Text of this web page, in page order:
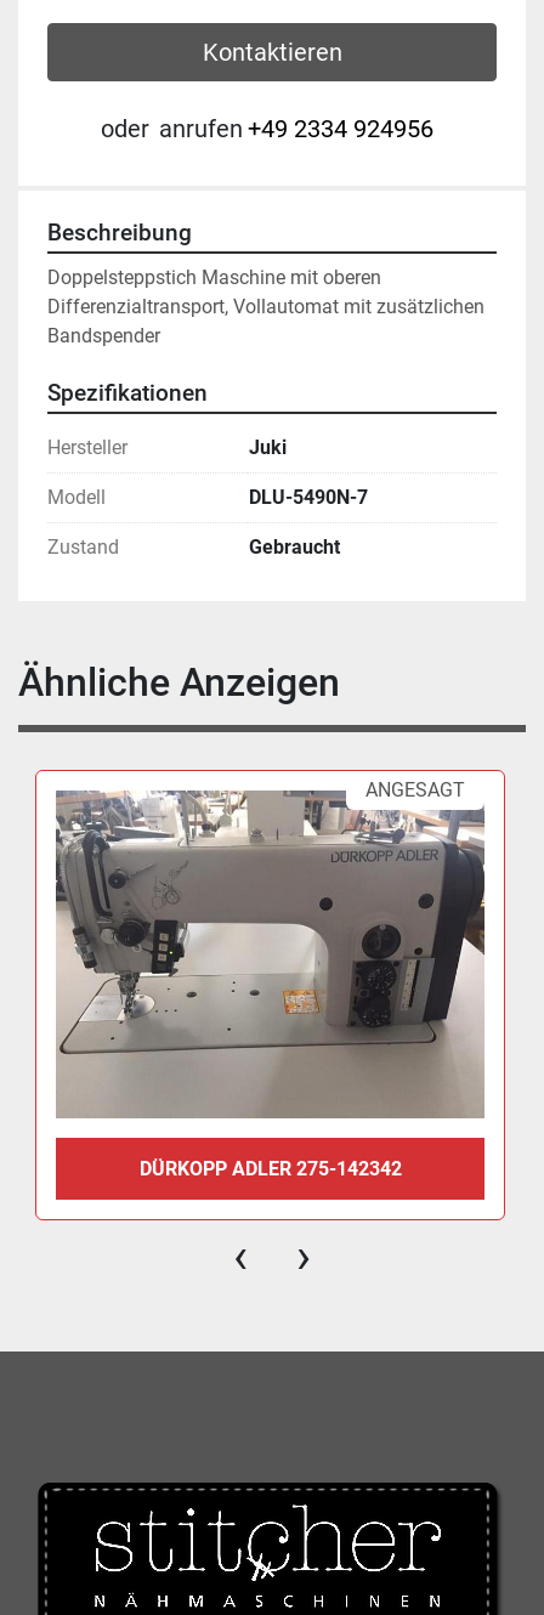
Kontaktieren
oder anrufen +49 2334 924956
Beschreibung
Doppelsteppstich Maschine mit oberen
Differenzialtransport, Vollautomat mit zusätzlichen
Bandspender
Spezifikationen
Hersteller Juki
Modell DLU-5490N-7
Zustand Gebraucht
Ähnliche Anzeigen
ANGESAGT
DÜRKOPP ADLER 275-142342
‹ ›